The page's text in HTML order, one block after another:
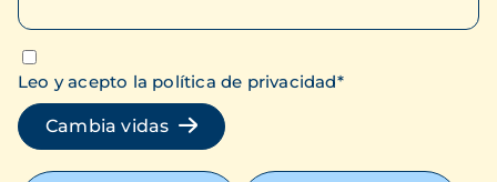
Leo y acepto la política de privacidad*
Cambia vidas